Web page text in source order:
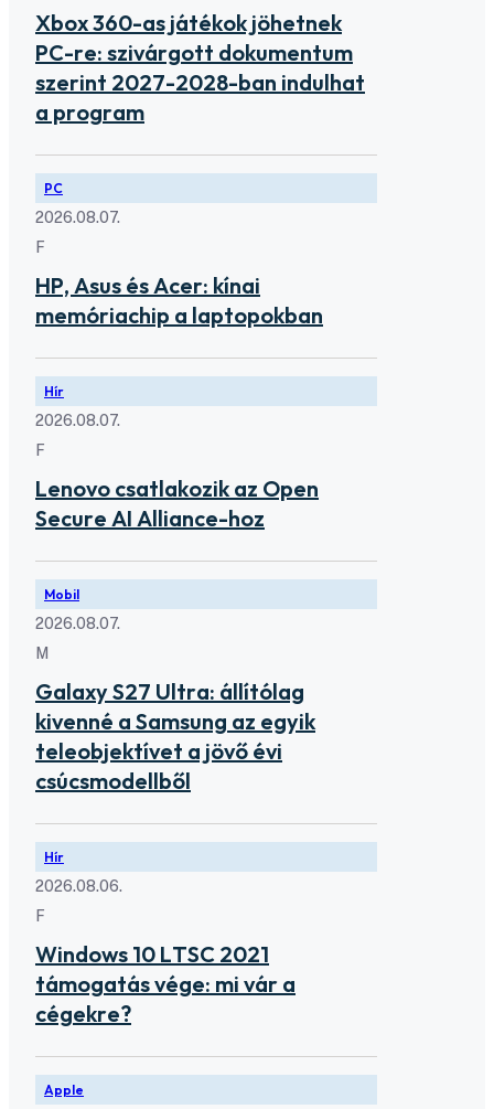
Xbox 360-as játékok jöhetnek
PC-re: szivárgott dokumentum
szerint 2027-2028-ban indulhat
a program
PC
2026.08.07.
F
HP, Asus és Acer: kínai
memóriachip a laptopokban
Hír
2026.08.07.
F
Lenovo csatlakozik az Open
Secure AI Alliance-hoz
Mobil
2026.08.07.
M
Galaxy S27 Ultra: állítólag
kivenné a Samsung az egyik
teleobjektívet a jövő évi
csúcsmodellből
Hír
2026.08.06.
F
Windows 10 LTSC 2021
támogatás vége: mi vár a
cégekre?
Apple